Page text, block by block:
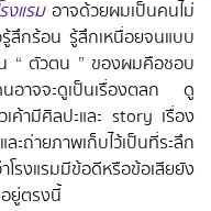
งแรมอาจด้วยผมเป็นคนไม่
รู้สึกร้อน รู้สึกเหนื่อยจนแบบ
น “ ตัวตน ” ของผมคือชอบ
อาจจะดูเป็นเรื่องตลก ดู
ค้ามีศิลปะและ story เรื่อง
ถ่ายภาพเก็บไว้เป็นที่ระลึก
รงแรมมีข้อดีหรือข้อเสียยัง
อยู่ตรงนี้